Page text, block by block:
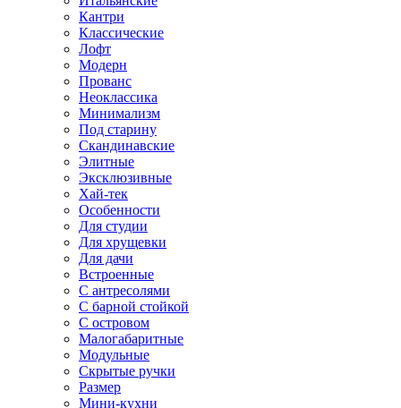
Кантри
Классические
Лофт
Модерн
Прованс
Неоклассика
Минимализм
Под старину
Скандинавские
Элитные
Эксклюзивные
Хай-тек
Особенности
Для студии
Для хрущевки
Для дачи
Встроенные
С антресолями
С барной стойкой
С островом
Малогабаритные
Модульные
Скрытые ручки
Размер
Мини-кухни